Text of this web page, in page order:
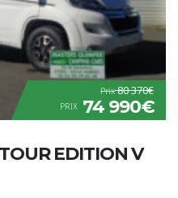
Prix80 370€
PRIX 74 990€
EDITION V